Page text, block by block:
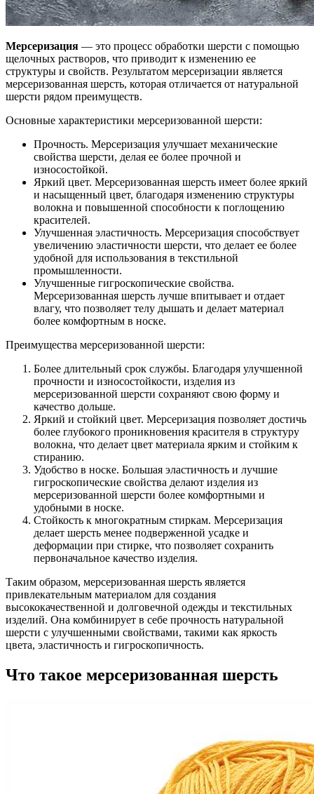
Мерсеризация — это процесс обработки шерсти с помощью
щелочных растворов, что приводит к изменению ее
структуры и свойств. Результатом мерсеризации является
мерсеризованная шерсть, которая отличается от натуральной
шерсти рядом преимуществ.
Основные характеристики мерсеризованной шерсти:
Прочность. Мерсеризация улучшает механические
свойства шерсти, делая ее более прочной и
износостойкой.
Яркий цвет. Мерсеризованная шерсть имеет более яркий
и насыщенный цвет, благодаря изменению структуры
волокна и повышенной способности к поглощению
красителей.
Улучшенная эластичность. Мерсеризация способствует
увеличению эластичности шерсти, что делает ее более
удобной для использования в текстильной
промышленности.
Улучшенные гигроскопические свойства.
Мерсеризованная шерсть лучше впитывает и отдает
влагу, что позволяет телу дышать и делает материал
более комфортным в носке.
Преимущества мерсеризованной шерсти:
Более длительный срок службы. Благодаря улучшенной
прочности и износостойкости, изделия из
мерсеризованной шерсти сохраняют свою форму и
качество дольше.
Яркий и стойкий цвет. Мерсеризация позволяет достичь
более глубокого проникновения красителя в структуру
волокна, что делает цвет материала ярким и стойким к
стиранию.
Удобство в носке. Большая эластичность и лучшие
гигроскопические свойства делают изделия из
мерсеризованной шерсти более комфортными и
удобными в носке.
Стойкость к многократным стиркам. Мерсеризация
делает шерсть менее подверженной усадке и
деформации при стирке, что позволяет сохранить
первоначальное качество изделия.
Таким образом, мерсеризованная шерсть является
привлекательным материалом для создания
высококачественной и долговечной одежды и текстильных
изделий. Она комбинирует в себе прочность натуральной
шерсти с улучшенными свойствами, такими как яркость
цвета, эластичность и гигроскопичность.
Что такое мерсеризованная шерсть